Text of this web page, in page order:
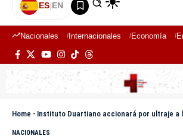
ES|EN
Nacionales Internacionales Economía
Home - Instituto Duartiano accionará por ultraje a la bandera en
NACIONALES